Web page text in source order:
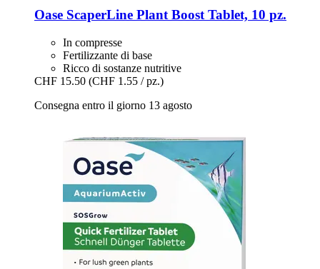
Oase ScaperLine Plant Boost Tablet, 10 pz.
In compresse
Fertilizzante di base
Ricco di sostanze nutritive
CHF 15.50 (CHF 1.55 / pz.)
Consegna entro il giorno 13 agosto